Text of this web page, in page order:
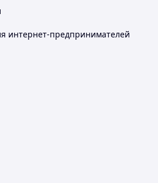
интернет-предпринимателей